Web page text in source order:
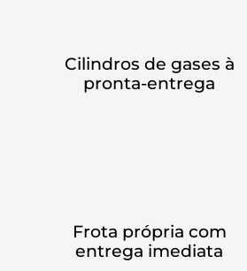
Cilindros de gases à
pronta-entrega
Frota própria com
entrega imediata